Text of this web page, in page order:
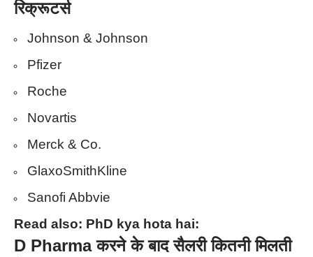
रिक्रूटर्स
Johnson & Johnson
Pfizer
Roche
Novartis
Merck & Co.
GlaxoSmithKline
Sanofi Abbvie
Read also: PhD kya hota hai:
D Pharma करने के बाद सैलरी कितनी मिलती